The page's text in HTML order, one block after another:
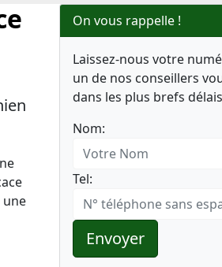
une
On vous rappelle !
Laissez-nous votre
un de nos conseillers
dans les plus brefs
Nom:
Tel:
Envoyer